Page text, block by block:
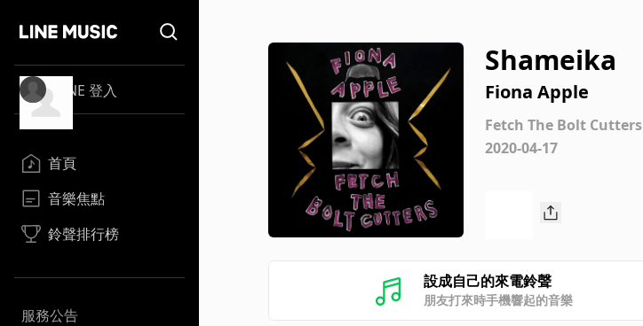
LINE 登入
首頁
音樂焦點
鈴聲排行榜
服務公告
Shameika
Fiona Apple
Fetch The Bolt Cutters
2020-04-17
設成自己的來電鈴聲
朋友打來時手機響起的音樂